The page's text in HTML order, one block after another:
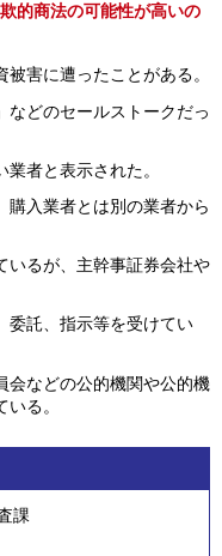
的商法の可能性が高いの
害に遭ったことがある。
などのセールストークだっ
者と表示された。
購入業者とは別の業者から
いるが、主幹事証券会社や
委託、指示等を受けてい
会などの公的機関や公的機
る。
課